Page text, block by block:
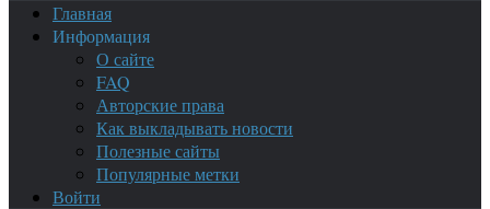
Главная
Информация
О сайте
FAQ
Авторские права
Как выкладывать новости
Полезные сайты
Популярные метки
Войти